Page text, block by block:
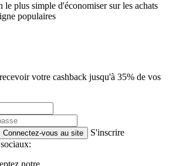
le plus simple d'économiser sur les achats
populaires
votre cashback jusqu'à 35% de vos
Connectez-vous au site
S'inscrire